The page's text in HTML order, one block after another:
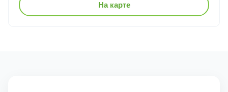
На карте